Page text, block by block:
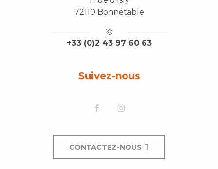
72110 Bonnétable
+33 (0)2 43 97 60 63
Suivez-nous
CONTACTEZ-NOUS